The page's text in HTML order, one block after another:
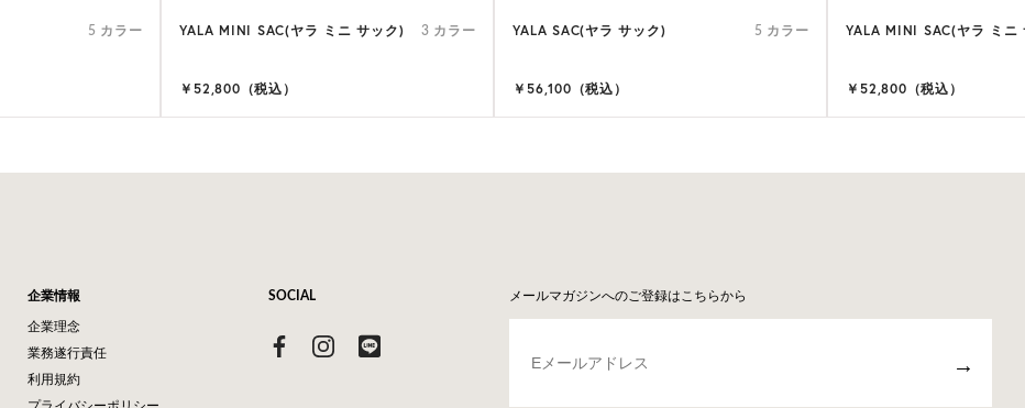
5 カラー YALA MINI SAC(ヤラ ミニ サック) 3 カラー
￥52,800（税込）
YALA SAC(ヤラ サック) 5 カラー
￥56,100（税込）
YALA MINI SAC(ヤラ ミニ
￥52,800（税込）
メールマガジンへのご登録はこちらから
→
企業情報
企業理念
業務遂行責任
利用規約
SOCIAL